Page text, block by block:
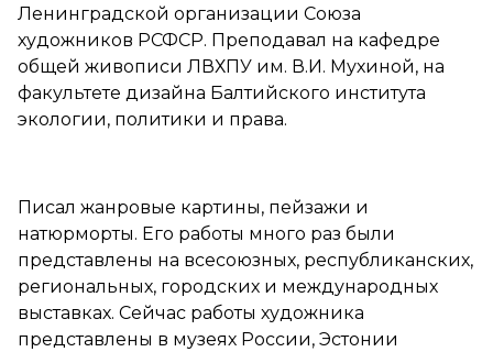
Ленинградской организации Союза
художников РСФСР. Преподавал на кафедре
общей живописи ЛВХПУ им. В.И. Мухиной, на
факультете дизайна Балтийского института
экологии, политики и права.
Писал жанровые картины, пейзажи и
натюрморты. Его работы много раз были
представлены на всесоюзных, республиканских,
региональных, городских и международных
выставках. Сейчас работы художника
представлены в музеях России, Эстонии